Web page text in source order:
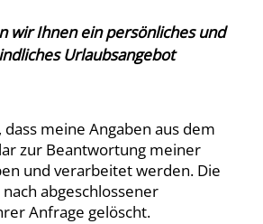
wir Ihnen ein persönliches und
Urlaubsangebot
meine Angaben aus dem
zur Beantwortung meiner
und verarbeitet werden. Die
abgeschlossener
Anfrage gelöscht.